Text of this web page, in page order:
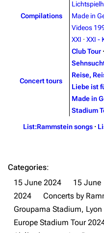
Emigrate
Discography
Videography
Song list
Merchandise
Discography
Videography
Song list
Compilations
Made in
Videos
XXI · XXI -
Concert tours
Club Tour ·
Reise,
Liebe ist
Made in
Stadium
List:Rammstein songs ·
Categories:
15 June 2024
15 June
2024
Concerts by
Groupama Stadium, Lyon
Europe Stadium Tour